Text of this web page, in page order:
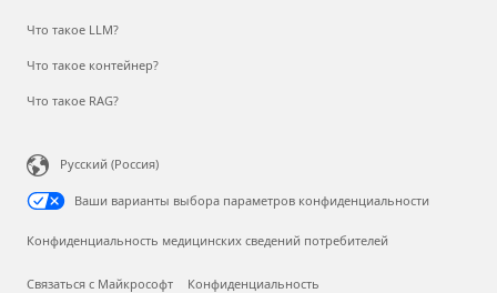
Что такое LLM?
Что такое контейнер?
Что такое RAG?
Русский (Россия)
Ваши варианты выбора параметров конфиденциальности
Конфиденциальность медицинских сведений потребителей
Связаться с Майкрософт Конфиденциальность